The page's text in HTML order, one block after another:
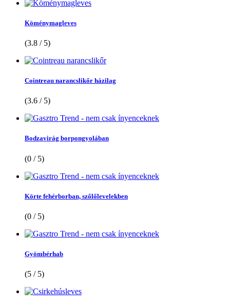
Köménymagleves
(3.8 / 5)
Cointreau narancslikőr házilag
(3.6 / 5)
Bodzavirág borpongyolában
(0 / 5)
Körte fehérborban, szőlőlevelekben
(0 / 5)
Gyömbérhab
(5 / 5)